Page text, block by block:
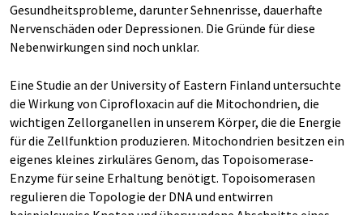
Gesundheitsprobleme, darunter Sehnenrisse, dauerhafte
Nervenschäden oder Depressionen. Die Gründe für diese
Nebenwirkungen sind noch unklar.
Eine Studie an der University of Eastern Finland untersuchte
die Wirkung von Ciprofloxacin auf die Mitochondrien, die
wichtigen Zellorganellen in unserem Körper, die die Energie
für die Zellfunktion produzieren. Mitochondrien besitzen ein
eigenes kleines zirkuläres Genom, das Topoisomerase-
Enzyme für seine Erhaltung benötigt. Topoisomerasen
regulieren die Topologie der DNA und entwirren